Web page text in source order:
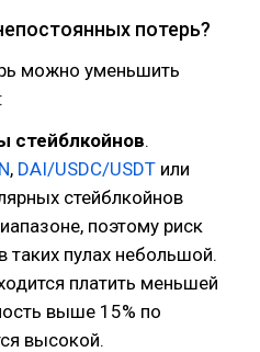
потерь?
можно уменьшить
стейблкойнов.
, DAI/USDC/USDT или
стейблкойнов
поэтому риск
таких пулах небольшой.
платить меньшей
выше 15% по
высокой.